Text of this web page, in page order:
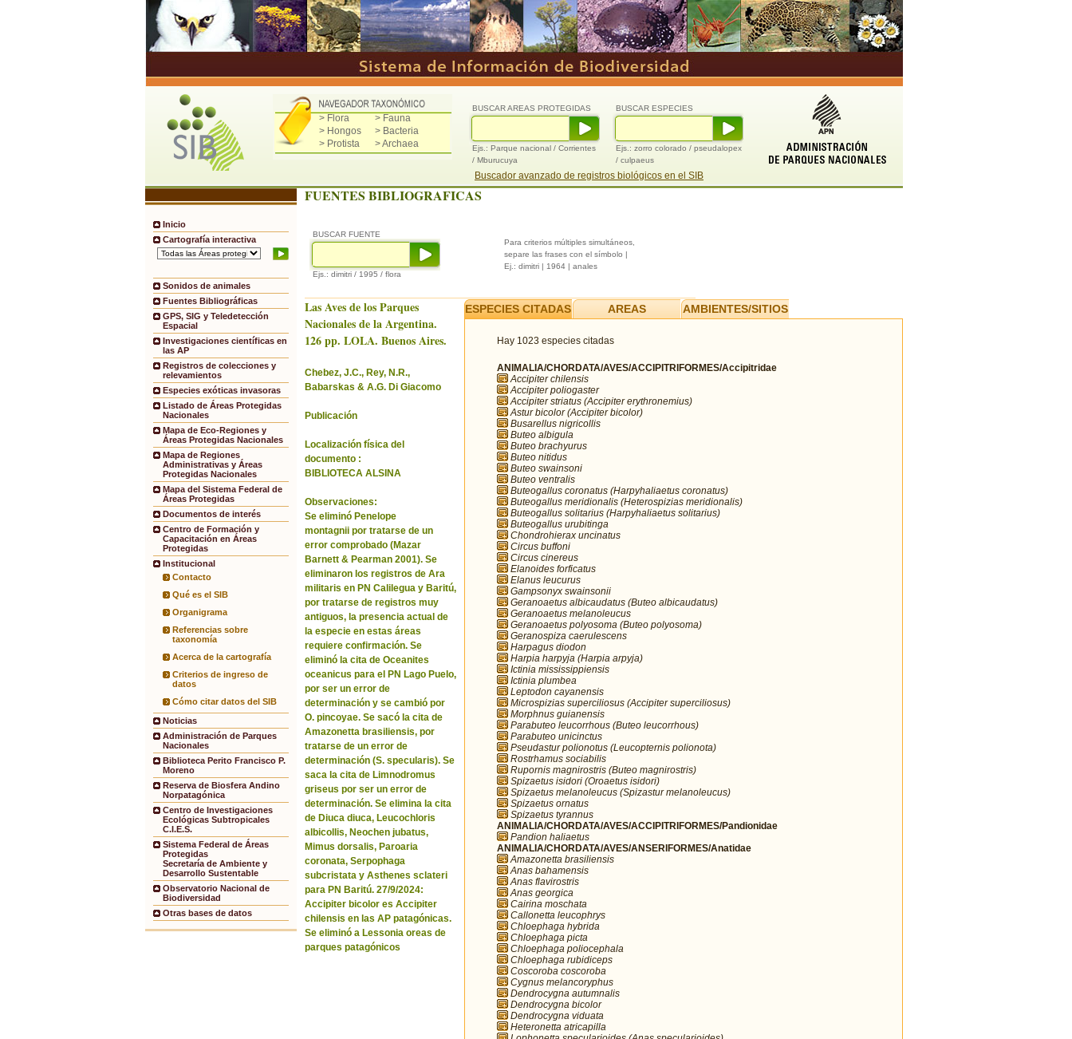
> Flora
> Fauna
> Hongos
> Bacteria
> Protista
> Archaea
BUSCAR ESPECIES
Ejs.: zorro colorado / pseudalopex
/ culpaeus
BUSCAR AREAS PROTEGIDAS
Ejs.: Parque nacional / Corrientes
/ Mburucuya
Buscador avanzado de registros biológicos en el SIB
Inicio
Cartografía interactiva
Sonidos de animales
Fuentes Bibliográficas
GPS, SIG y Teledetección
Espacial
Investigaciones científicas en
las AP
Registros de colecciones y
relevamientos
Especies exóticas invasoras
Listado de Áreas Protegidas
Nacionales
Mapa de Eco-Regiones y
Áreas Protegidas Nacionales
Mapa de Regiones
Administrativas y Áreas
Protegidas Nacionales
Mapa del Sistema Federal de
Áreas Protegidas
Documentos de interés
Centro de Formación y
Capacitación en Áreas
Protegidas
Institucional
Contacto
Qué es el SIB
Organigrama
Referencias sobre
taxonomía
Acerca de la cartografía
Criterios de ingreso de
datos
Cómo citar datos del SIB
Noticias
Administración de Parques
Nacionales
Biblioteca Perito Francisco P.
Moreno
Reserva de Biosfera Andino
Norpatagónica
Centro de Investigaciones
Ecológicas Subtropicales
C.I.E.S.
Sistema Federal de Áreas
Protegidas
Secretaría de Ambiente y
Desarrollo Sustentable
Observatorio Nacional de
Biodiversidad
Otras bases de datos
FUENTES BIBLIOGRAFICAS
BUSCAR FUENTE
Ejs.: dimitri / 1995 / flora
Para criterios múltiples simultáneos,
separe las frases con el símbolo |
Ej.: dimitri | 1964 | anales
Las Aves de los Parques
Nacionales de la Argentina.
126 pp. LOLA. Buenos Aires.
Chebez, J.C., Rey, N.R.,
Babarskas & A.G. Di Giacomo
Publicación
Localización física del
documento :
BIBLIOTECA ALSINA
Observaciones:
Se eliminó Penelope
montagnii por tratarse de un
error comprobado (Mazar
Barnett & Pearman 2001). Se
eliminaron los registros de Ara
militaris en PN Calilegua y Baritú,
por tratarse de registros muy
antiguos, la presencia actual de
la especie en estas áreas
requiere confirmación. Se
eliminó la cita de Oceanites
oceanicus para el PN Lago Puelo,
por ser un error de
determinación y se cambió por
O. pincoyae. Se sacó la cita de
Amazonetta brasiliensis, por
tratarse de un error de
determinación (S. specularis). Se
saca la cita de Limnodromus
griseus por ser un error de
determinación. Se elimina la cita
de Diuca diuca, Leucochloris
albicollis, Neochen jubatus,
Mimus dorsalis, Paroaria
coronata, Serpophaga
subcristata y Asthenes sclateri
para PN Baritú. 27/9/2024:
Accipiter bicolor es Accipiter
chilensis en las AP patagónicas.
Se eliminó a Lessonia oreas de
parques patagónicos
ESPECIES CITADAS AREAS AMBIENTES/SITIOS
Hay 1023 especies citadas
ANIMALIA/CHORDATA/AVES/ACCIPITRIFORMES/Accipitridae
Accipiter chilensis
Accipiter poliogaster
Accipiter striatus (Accipiter erythronemius)
Astur bicolor (Accipiter bicolor)
Busarellus nigricollis
Buteo albigula
Buteo brachyurus
Buteo nitidus
Buteo swainsoni
Buteo ventralis
Buteogallus coronatus (Harpyhaliaetus coronatus)
Buteogallus meridionalis (Heterospizias meridionalis)
Buteogallus solitarius (Harpyhaliaetus solitarius)
Buteogallus urubitinga
Chondrohierax uncinatus
Circus buffoni
Circus cinereus
Elanoides forficatus
Elanus leucurus
Gampsonyx swainsonii
Geranoaetus albicaudatus (Buteo albicaudatus)
Geranoaetus melanoleucus
Geranoaetus polyosoma (Buteo polyosoma)
Geranospiza caerulescens
Harpagus diodon
Harpia harpyja (Harpia arpyja)
Ictinia mississippiensis
Ictinia plumbea
Leptodon cayanensis
Microspizias superciliosus (Accipiter superciliosus)
Morphnus guianensis
Parabuteo leucorrhous (Buteo leucorrhous)
Parabuteo unicinctus
Pseudastur polionotus (Leucopternis polionota)
Rostrhamus sociabilis
Rupornis magnirostris (Buteo magnirostris)
Spizaetus isidori (Oroaetus isidori)
Spizaetus melanoleucus (Spizastur melanoleucus)
Spizaetus ornatus
Spizaetus tyrannus
ANIMALIA/CHORDATA/AVES/ACCIPITRIFORMES/Pandionidae
Pandion haliaetus
ANIMALIA/CHORDATA/AVES/ANSERIFORMES/Anatidae
Amazonetta brasiliensis
Anas bahamensis
Anas flavirostris
Anas georgica
Cairina moschata
Callonetta leucophrys
Chloephaga hybrida
Chloephaga picta
Chloephaga poliocephala
Chloephaga rubidiceps
Coscoroba coscoroba
Cygnus melancoryphus
Dendrocygna autumnalis
Dendrocygna bicolor
Dendrocygna viduata
Heteronetta atricapilla